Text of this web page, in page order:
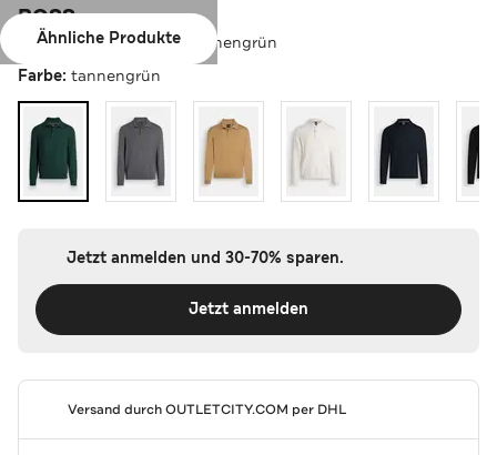
Ähnliche Produkte
BOSS
Langarm-Polo 'Banet' tannengrün
Farbe: tannengrün
Jetzt anmelden und 30-70% sparen.
Jetzt anmelden
Versand durchOUTLETCITY.COM per DHL